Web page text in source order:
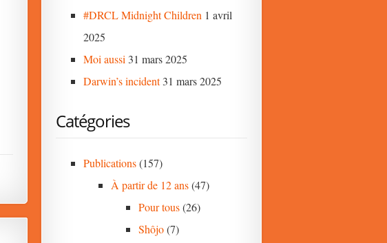
#DRCL Midnight Children 1 avril
2025
Moi aussi 31 mars 2025
Darwin’s incident 31 mars 2025
Catégories
Publications(157)
À partir de 12 ans(47)
Pour tous(26)
Shôjo(7)